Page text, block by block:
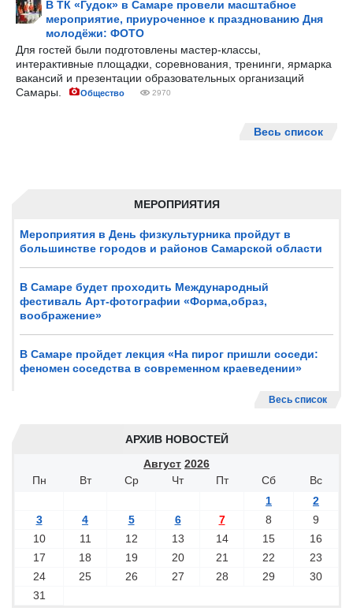
МЕРОПРИЯТИЯ
Мероприятия в День физкультурника пройдут в
большинстве городов и районов Самарской области
В Самаре будет проходить Международный
фестиваль Арт-фотографии «Форма,образ,
воображение»
В Самаре пройдет лекция «На пирог пришли соседи:
феномен соседства в современном краеведении»
Весь список
АРХИВ НОВОСТЕЙ
Август 2026
Пн
Вт Ср Чт Пт Сб
Вс
1
2
3
4 5 6 7 8
9
10
11 12 13 14 15
16
17
18 19 20 21 22
23
24
25 26 27 28 29
30
31
В ТК «Гудок» в Самаре провели масштабное
мероприятие, приуроченное к празднованию Дня
молодёжи: ФОТО
Для гостей были подготовлены мастер-классы,
интерактивные площадки, соревнования, тренинги, ярмарка
вакансий и презентации образовательных организаций
Самары.
Общество 2970
Весь список